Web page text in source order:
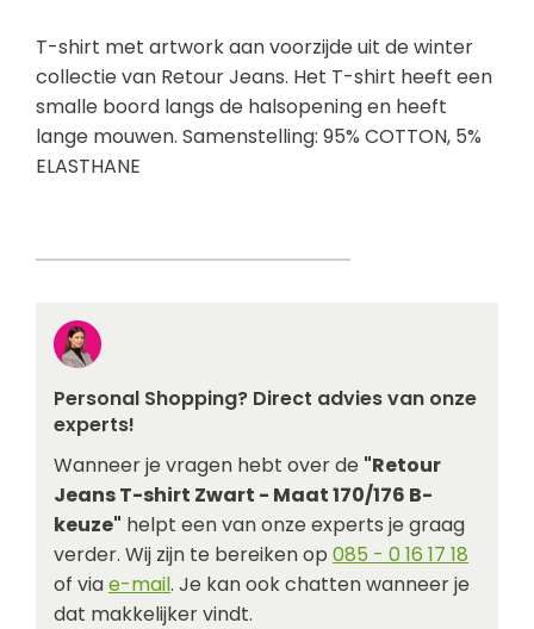
T-shirt met artwork aan voorzijde uit de winter
collectie van Retour Jeans. Het T-shirt heeft een
smalle boord langs de halsopening en heeft
lange mouwen. Samenstelling: 95% COTTON, 5%
ELASTHANE
Personal Shopping? Direct advies van onze
experts!
Wanneer je vragen hebt over de "Retour
Jeans T-shirt Zwart - Maat 170/176 B-
keuze" helpt een van onze experts je graag
verder. Wij zijn te bereiken op 085 - 0 16 17 18
of viae-mail. Je kan ook chatten wanneer je
dat makkelijker vindt.